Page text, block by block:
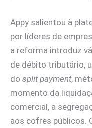
Appy salientou à
por líderes de
a reforma introduz
de débito tributário,
do split payment,
momento da
comercial, a
aos cofres públicos.